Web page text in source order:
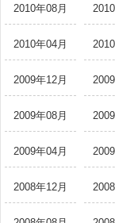
2010年08月
2010年04月
2009年12月
2009年08月
2009年04月
2008年12月